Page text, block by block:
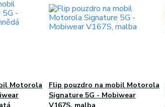
Motorola
Flip pouzdro na mobil Motorola
Signature 5G - Mobiwear